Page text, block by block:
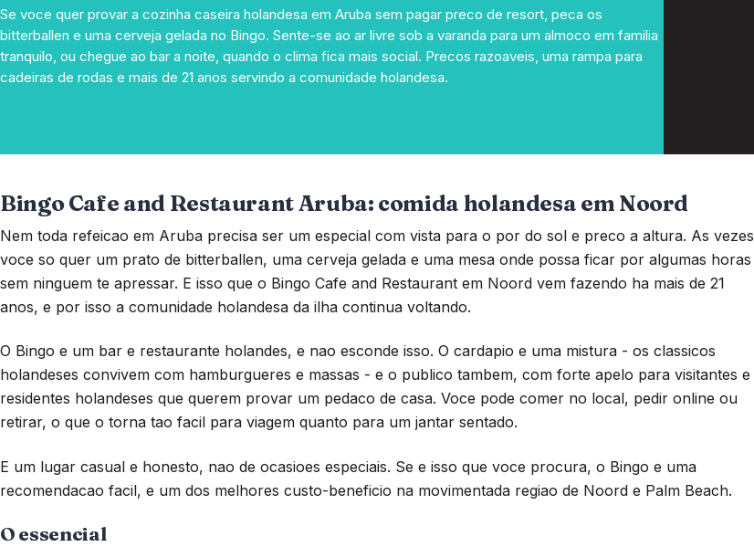
Se voce quer provar a cozinha caseira holandesa em Aruba sem pagar preco de resort, peca os
bitterballen e uma cerveja gelada no Bingo. Sente-se ao ar livre sob a varanda para um almoco em familia
tranquilo, ou chegue ao bar a noite, quando o clima fica mais social. Precos razoaveis, uma rampa para
cadeiras de rodas e mais de 21 anos servindo a comunidade holandesa.
Bingo Cafe and Restaurant Aruba: comida holandesa em Noord
Nem toda refeicao em Aruba precisa ser um especial com vista para o por do sol e preco a altura. As vezes
voce so quer um prato de bitterballen, uma cerveja gelada e uma mesa onde possa ficar por algumas horas
sem ninguem te apressar. E isso que o Bingo Cafe and Restaurant em Noord vem fazendo ha mais de 21
anos, e por isso a comunidade holandesa da ilha continua voltando.
O Bingo e um bar e restaurante holandes, e nao esconde isso. O cardapio e uma mistura - os classicos
holandeses convivem com hamburgueres e massas - e o publico tambem, com forte apelo para visitantes e
residentes holandeses que querem provar um pedaco de casa. Voce pode comer no local, pedir online ou
retirar, o que o torna tao facil para viagem quanto para um jantar sentado.
E um lugar casual e honesto, nao de ocasioes especiais. Se e isso que voce procura, o Bingo e uma
recomendacao facil, e um dos melhores custo-beneficio na movimentada regiao de Noord e Palm Beach.
O essencial